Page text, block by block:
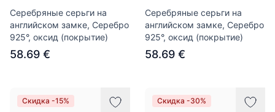
Серебряные серьги на
английском замке, Серебро
925°, оксид (покрытие)
58.69 €
Серебряные серьги на
английском замке, Серебро
925°, оксид (покрытие)
58.69 €
Скидка -15% Скидка -30%